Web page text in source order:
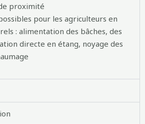
proximité
pour les agriculteurs en
: alimentation des bâches, des
directe en étang, noyage des